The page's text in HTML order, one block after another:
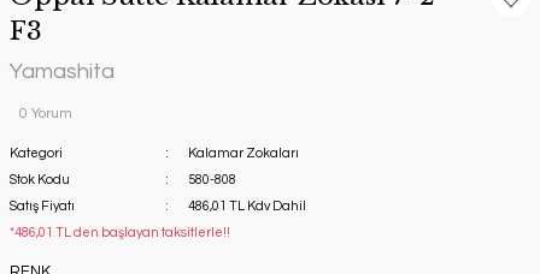
F3
Yamashita
0 Yorum
Kategori
Kalamar Zokaları
Stok Kodu
580-808
Satış Fiyatı
486,01 TL Kdv Dahil
*486,01 TL den başlayan taksitlerle!!